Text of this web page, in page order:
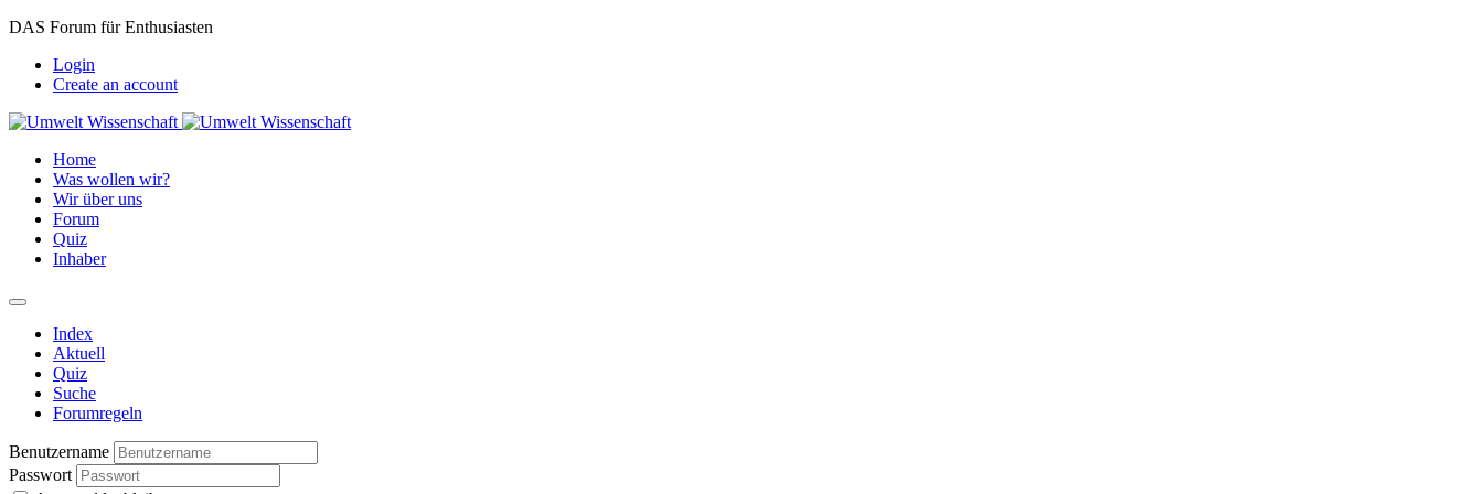
DAS Forum für Enthusiasten
Login
Create an account
Home
Was wollen wir?
Wir über uns
Forum
Quiz
Inhaber
Index
Aktuell
Quiz
Suche
Forumregeln
Benutzername
Passwort